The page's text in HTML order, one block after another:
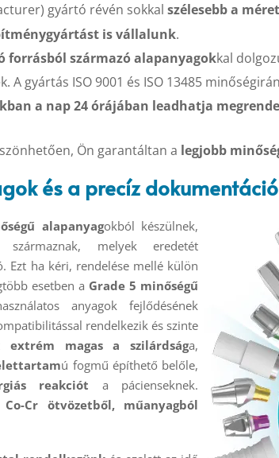
gyártó révén sokkal szélesebb a
is vállalunk.
forrásból származó alapanyagokkal
A gyártás ISO 9001 és ISO 13485
a nap 24 órájában leadhatja
Ön garantáltan a legjobb
és a precíz
alapanyagokból készülnek,
származnak, melyek eredetét
Ezt ha kéri, rendelése mellé külön
esetben a Grade 5 minőségű
anyagok fejlődésének
rendelkezik és szinte
extrém magas a szilárdsága,
ú fogmű építhető belőle,
reakciót a pácienseknek.
Cr ötvözetből, műanyagból